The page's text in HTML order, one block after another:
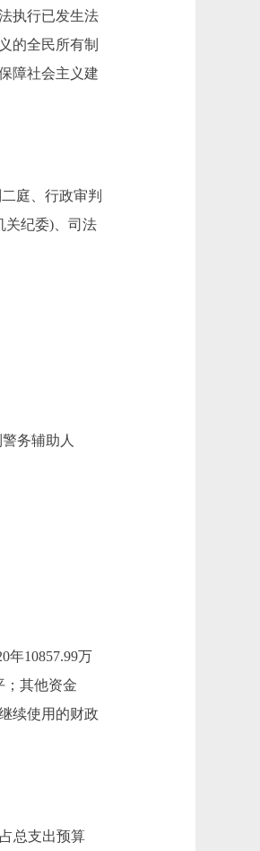
执行已发生法
的全民所有制
障社会主义建
庭、行政审判
关纪委)、司法
务辅助人
年10857.99万
；其他资金
续使用的财政
总支出预算